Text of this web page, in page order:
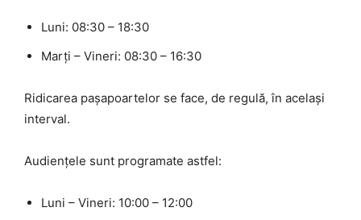
Luni: 08:30 – 18:30
Marți – Vineri: 08:30 – 16:30
Ridicarea pașapoartelor se face, de regulă, în același
interval.
Audiențele sunt programate astfel:
Luni – Vineri: 10:00 – 12:00